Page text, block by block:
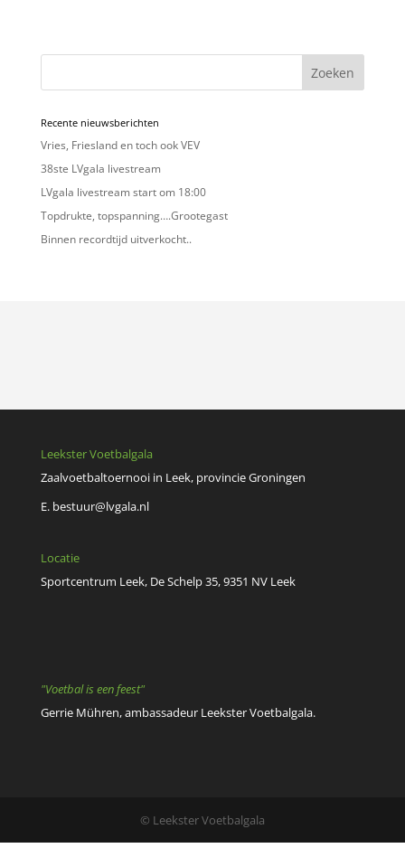
Zoeken
Recente nieuwsberichten
Vries, Friesland en toch ook VEV
38ste LVgala livestream
LVgala livestream start om 18:00
Topdrukte, topspanning….Grootegast
Binnen recordtijd uitverkocht..
Leekster Voetbalgala
Zaalvoetbaltoernooi in Leek, provincie Groningen
E. bestuur@lvgala.nl
Locatie
Sportcentrum Leek, De Schelp 35, 9351 NV Leek
"Voetbal is een feest"
Gerrie Mühren, ambassadeur Leekster Voetbalgala.
© Leekster Voetbalgala